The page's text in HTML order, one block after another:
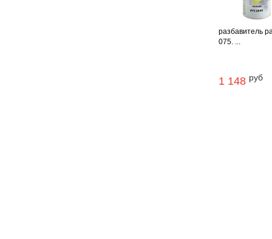
разбавитель
075. ...
1 148 руб